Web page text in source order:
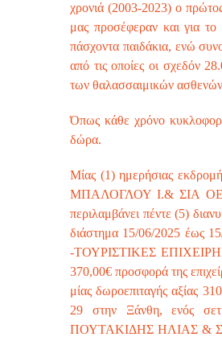
χρονιά (2003-2023) ο
μας προσέφεραν και για
πάσχοντα παιδάκια, ενώ
από τις οποίες οι σχεδόν
των θαλασσαιμικών ασθενών
Όπως κάθε χρόνο
δώρα.
Μίας (1) ημερήσιας
ΜΠΑΛΟΓΛΟΥ Ι.& ΣΙΑ ΟΕ
περιλαμβάνει πέντε (5)
διάστημα 15/06/2025 έως
-ΤΟΥΡΙΣΤΙΚΕΣ
370,00€ προσφορά της
μίας δωροεπιταγής αξίας
29 στην Ξάνθη, ενός σετ
ΠΟΥΤΑΚΙΔΗΣ ΗΛΙΑΣ & ΣΙΑ